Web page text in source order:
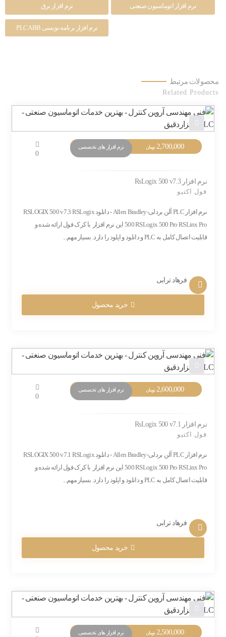
نرم افزار اتوماسیون صنعتی نرم افزار برق
نرم افزار برنامه نویسی PLC ABB
محصولات مرتبط
Related Products
2,700,000 تومان نرم افزار های تخصصی
0
نرم افزار RsLogix 500 v7.3
فول اکتیو
نرم افزار PLC آلن بردلی-Allen Bradley - دانلود RSLOGIX 500 v7.3 RSLogix
500 RSLogix 500 Pro RSLinx Pro این نرم افزار با کرک فول ارائه شده و
قابلیت اتصال کامل به PLC و دانلود و اپلود را دارد. بسیار مهم...
فرهاد ترابی
خرید محصول
2,600,000 تومان نرم افزار های تخصصی
0
نرم افزار RsLogix 500 v7.1
فول اکتیو
نرم افزار PLC آلن بردلی-Allen Bradley - دانلود RSLOGIX 500 v7.1 RSLogix
500 RSLogix 500 Pro RSLinx Pro این نرم افزار با کرک فول ارائه شده و
قابلیت اتصال کامل به PLC و دانلود و اپلود را دارد. بسیار مهم...
فرهاد ترابی
خرید محصول
2,500,000 تومان نرم افزار های تخصصی